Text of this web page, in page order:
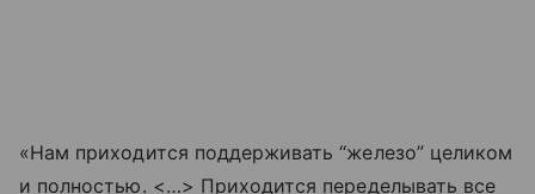
«Нам приходится поддерживать “железо” целиком
и полностью. <…> Приходится переделывать все